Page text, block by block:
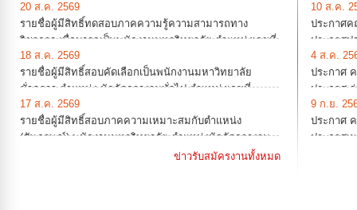
สังกัดภาควิชาชีววิทยา
20 ส.ค. 2569
รายชื่อผู้มีสิทธิ์ทดสอบภาคความรู้ความสามารถทาง
วิชาการ เพื่อบรรจุเป็นพนักงานมหาวิทยาลัย ตำแหน่งเลขที่
EV180010 ตำแหน่งอาจารย์ สังกัดคณะวิทยาศาสตร์ ปฏิบัติ
งานที่ศูนย์วิจัยวิทยาศาสตร์สิ่งแวดล้อม
18 ส.ค. 2569
รายชื่อผู้มีสิทธิ์สอบคัดเลือกเป็นพนักงานมหาวิทยาลัย
ชั่วคราว ตำแหน่ง นักจัดการงานทั่วไป ตำแหน่งเลขที่
S4180063 สังกัดงานบริหารงานวิจัย บริการวิชาการและ
วิเทศสัมพันธ์
17 ส.ค. 2569
รายชื่อผู้มีสิทธิ์สอบภาคความเหมาะสมกับตำแหน่ง
(สัมภาษณ์) พนักงานมหาวิทยาลัย ตำแหน่งนักจัดการงาน
ทั่วไป ตำแหน่งเลขที่ EV180018 สังกัดงานการเงิน การคลัง
ข่าวรับสมัครงานทั้งหมด
ที่นั่ง จำน
bidding)
10 ส.ค.
ประกาศค
ประกาศป
ชีววิทยา
2570 จำ
(e-
4 ส.ค.
ประกาศ
ประกาศ
อาคาร
ที่ 30 กันย
ราคาอิเล็
9 ก.ย.
ประกาศ
ประกาศเ